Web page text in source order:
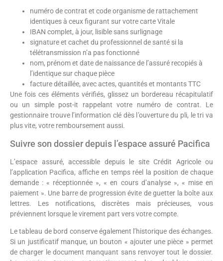
numéro de contrat et code organisme de rattachement
identiques à ceux figurant sur votre carte Vitale
IBAN complet, à jour, lisible sans surlignage
signature et cachet du professionnel de santé si la
télétransmission n’a pas fonctionné
nom, prénom et date de naissance de l’assuré recopiés à
l’identique sur chaque pièce
facture détaillée, avec actes, quantités et montants TTC
Une fois ces éléments vérifiés, glissez un bordereau récapitulatif
ou un simple post-it rappelant votre numéro de contrat. Le
gestionnaire trouve l’information clé dès l’ouverture du pli, le tri va
plus vite, votre remboursement aussi.
Suivre son dossier depuis l’espace assuré Pacifica
L’espace assuré, accessible depuis le site Crédit Agricole ou
l’application Pacifica, affiche en temps réel la position de chaque
demande : « réceptionnée », « en cours d’analyse », « mise en
paiement ». Une barre de progression évite de guetter la boîte aux
lettres. Les notifications, discrètes mais précieuses, vous
préviennent lorsque le virement part vers votre compte.
Le tableau de bord conserve également l’historique des échanges.
Si un justificatif manque, un bouton « ajouter une pièce » permet
de charger le document manquant sans renvoyer tout le dossier.